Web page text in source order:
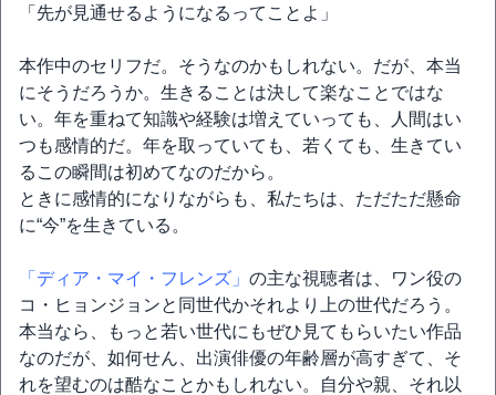
「先が見通せるようになるってことよ」
本作中のセリフだ。そうなのかもしれない。だが、本当
にそうだろうか。生きることは決して楽なことではな
い。年を重ねて知識や経験は増えていっても、人間はい
つも感情的だ。年を取っていても、若くても、生きてい
るこの瞬間は初めてなのだから。
ときに感情的になりながらも、私たちは、ただただ懸命
に“今”を生きている。
「ディア・マイ・フレンズ」 の主な視聴者は、ワン役の
コ・ヒョンジョンと同世代かそれより上の世代だろう。
本当なら、もっと若い世代にもぜひ見てもらいたい作品
なのだが、如何せん、出演俳優の年齢層が高すぎて、そ
れを望むのは酷なことかもしれない。自分や親、それ以